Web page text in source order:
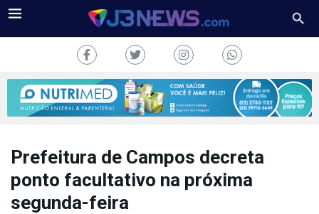
TV
Prefeitura de Campos decreta
ponto facultativo na próxima
segunda-feira